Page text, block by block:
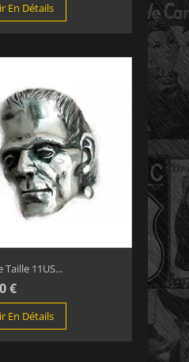
En Détails
Taille 11US...
€
En Détails